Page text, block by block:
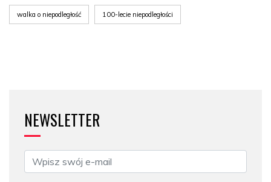
walka o niepodległość 100-lecie niepodległości
NEWSLETTER